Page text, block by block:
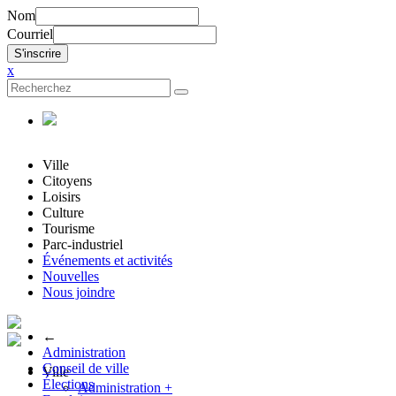
Nom
Courriel
x
Ville
Citoyens
Loisirs
Culture
Tourisme
Parc-industriel
Événements et activités
Nouvelles
Nous joindre
←
Administration
Conseil de ville
Élections
Ville
Administration +